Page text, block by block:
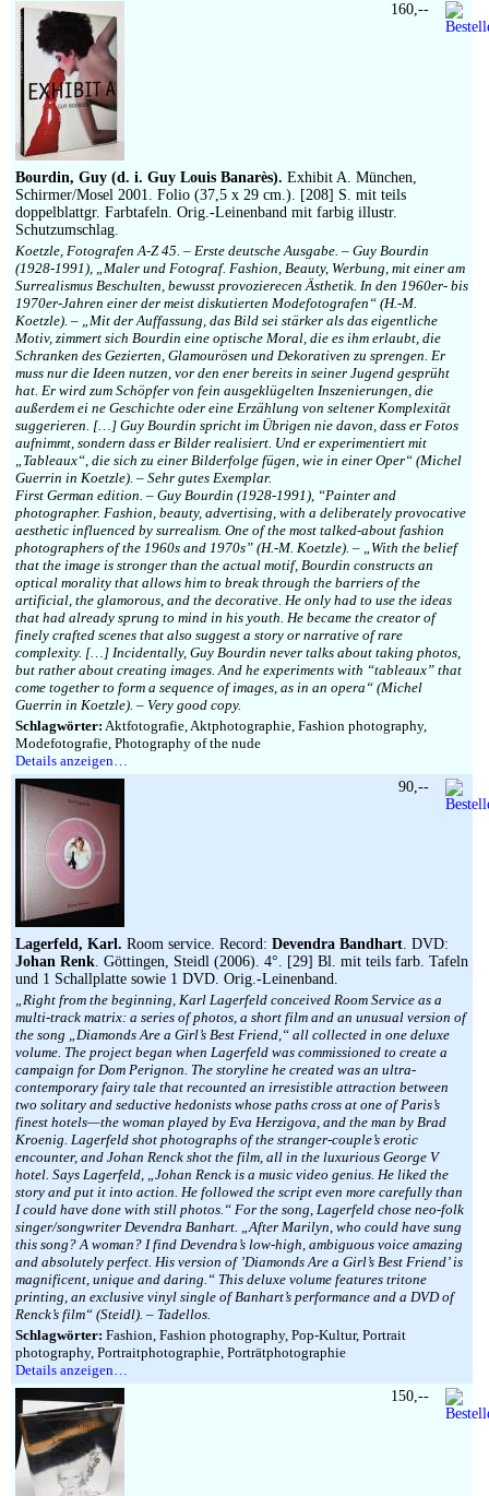
Bourdin, Guy (d. i. Guy Louis Banarès). Exhibit A. München,
Schirmer/Mosel 2001. Folio (37,5 x 29 cm.). [208] S. mit teils
doppelblattgr. Farbtafeln. Orig.-Leinenband mit farbig illustr.
Schutzumschlag.
Koetzle, Fotografen A-Z 45. – Erste deutsche Ausgabe. – Guy Bourdin
(1928-1991), „Maler und Fotograf. Fashion, Beauty, Werbung, mit einer am
Surrealismus Beschulten, bewusst provozierecen Ästhetik. In den 1960er- bis
1970er-Jahren einer der meist diskutierten Modefotografen“ (H.-M.
Koetzle). – „Mit der Auffassung, das Bild sei stärker als das eigentliche
Motiv, zimmert sich Bourdin eine optische Moral, die es ihm erlaubt, die
Schranken des Gezierten, Glamourösen und Dekorativen zu sprengen. Er
muss nur die Ideen nutzen, vor den ener bereits in seiner Jugend gesprüht
hat. Er wird zum Schöpfer von fein ausgeklügelten Inszenierungen, die
außerdem ei ne Geschichte oder eine Erzählung von seltener Komplexität
suggerieren. […] Guy Bourdin spricht im Übrigen nie davon, dass er Fotos
aufnimmt, sondern dass er Bilder realisiert. Und er experimentiert mit
„Tableaux“, die sich zu einer Bilderfolge fügen, wie in einer Oper“ (Michel
Guerrin in Koetzle). – Sehr gutes Exemplar.
First German edition. – Guy Bourdin (1928-1991), “Painter and
photographer. Fashion, beauty, advertising, with a deliberately provocative
aesthetic influenced by surrealism. One of the most talked-about fashion
photographers of the 1960s and 1970s” (H.-M. Koetzle). – „With the belief
that the image is stronger than the actual motif, Bourdin constructs an
optical morality that allows him to break through the barriers of the
artificial, the glamorous, and the decorative. He only had to use the ideas
that had already sprung to mind in his youth. He became the creator of
finely crafted scenes that also suggest a story or narrative of rare
complexity. […] Incidentally, Guy Bourdin never talks about taking photos,
but rather about creating images. And he experiments with “tableaux” that
come together to form a sequence of images, as in an opera“ (Michel
Guerrin in Koetzle). – Very good copy.
Schlagwörter: Aktfotografie, Aktphotographie, Fashion photography,
Modefotografie, Photography of the nude
Details anzeigen…
160,--
Lagerfeld, Karl. Room service. Record: Devendra Bandhart. DVD:
Johan Renk. Göttingen, Steidl (2006). 4°. [29] Bl. mit teils farb. Tafeln
und 1 Schallplatte sowie 1 DVD. Orig.-Leinenband.
„Right from the beginning, Karl Lagerfeld conceived Room Service as a
multi-track matrix: a series of photos, a short film and an unusual version of
the song „Diamonds Are a Girl’s Best Friend,“ all collected in one deluxe
volume. The project began when Lagerfeld was commissioned to create a
campaign for Dom Perignon. The storyline he created was an ultra-
contemporary fairy tale that recounted an irresistible attraction between
two solitary and seductive hedonists whose paths cross at one of Paris’s
finest hotels—the woman played by Eva Herzigova, and the man by Brad
Kroenig. Lagerfeld shot photographs of the stranger-couple’s erotic
encounter, and Johan Renck shot the film, all in the luxurious George V
hotel. Says Lagerfeld, „Johan Renck is a music video genius. He liked the
story and put it into action. He followed the script even more carefully than
I could have done with still photos.“ For the song, Lagerfeld chose neo-folk
singer/songwriter Devendra Banhart. „After Marilyn, who could have sung
this song? A woman? I find Devendra’s low-high, ambiguous voice amazing
and absolutely perfect. His version of ’Diamonds Are a Girl’s Best Friend’ is
magnificent, unique and daring.“ This deluxe volume features tritone
printing, an exclusive vinyl single of Banhart’s performance and a DVD of
Renck’s film“ (Steidl). – Tadellos.
Schlagwörter: Fashion, Fashion photography, Pop-Kultur, Portrait
photography, Portraitphotographie, Porträtphotographie
Details anzeigen…
90,--
150,--